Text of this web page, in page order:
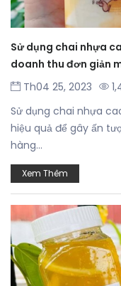
Sử dụng chai nhựa
doanh thu đơn giản
Th04 25, 2023
Sử dụng chai nhựa
hiệu quả để gây ấn
hàng...
Xem Thêm